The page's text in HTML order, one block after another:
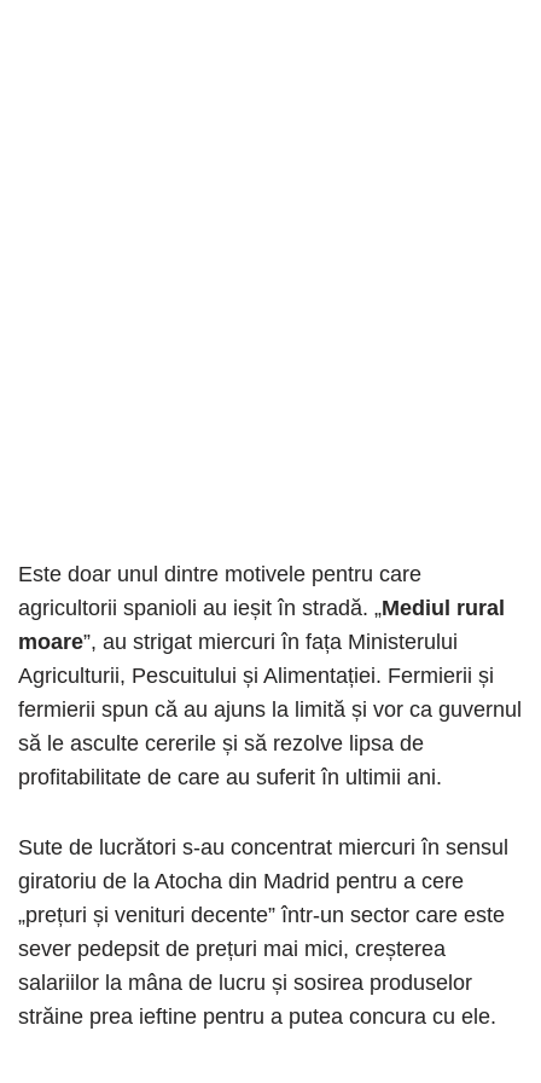
Este doar unul dintre motivele pentru care
agricultorii spanioli au ieșit în stradă. „Mediul rural
moare”, au strigat miercuri în fața Ministerului
Agriculturii, Pescuitului și Alimentației. Fermierii și
fermierii spun că au ajuns la limită și vor ca guvernul
să le asculte cererile și să rezolve lipsa de
profitabilitate de care au suferit în ultimii ani.
Sute de lucrători s-au concentrat miercuri în sensul
giratoriu de la Atocha din Madrid pentru a cere
„prețuri și venituri decente” într-un sector care este
sever pedepsit de prețuri mai mici, creșterea
salariilor la mâna de lucru și sosirea produselor
străine prea ieftine pentru a putea concura cu ele.